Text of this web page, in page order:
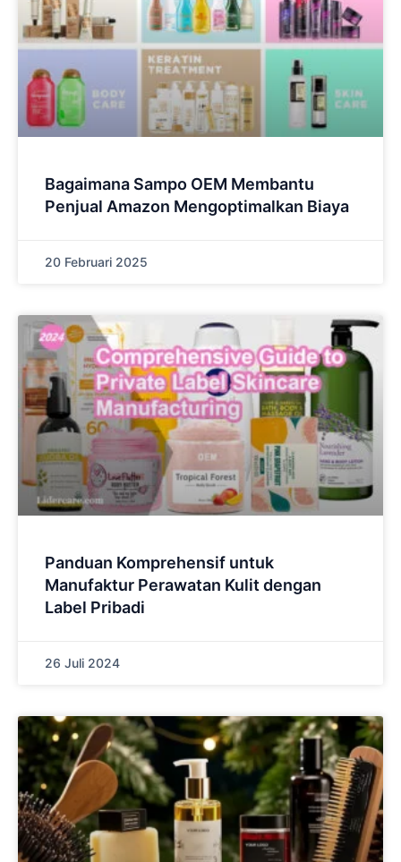
Bagaimana Sampo OEM Membantu
Penjual Amazon Mengoptimalkan Biaya
20 Februari 2025
Panduan Komprehensif untuk
Manufaktur Perawatan Kulit dengan
Label Pribadi
26 Juli 2024